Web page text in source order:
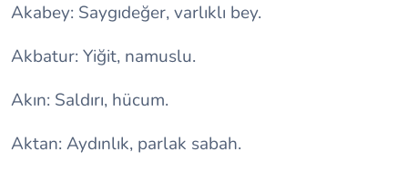
Akabey: Saygıdeğer, varlıklı bey.
Akbatur: Yiğit, namuslu.
Akın: Saldırı, hücum.
Aktan: Aydınlık, parlak sabah.